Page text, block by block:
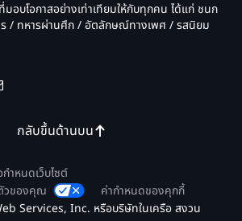
กลับขึ้นด้านบน
อบโอกาสอย่างเท่าเทียมให้กับทุกคน ได้แก่ ชนก
/ ทหารผ่านศึก / อัตลักษณ์ทางเพศ / รสนิยม
กำหนดเว็บไซต์
วของคุณ
ค่ากำหนดของคุกกี้
Services, Inc. หรือบริษัทในเครือ สงวน